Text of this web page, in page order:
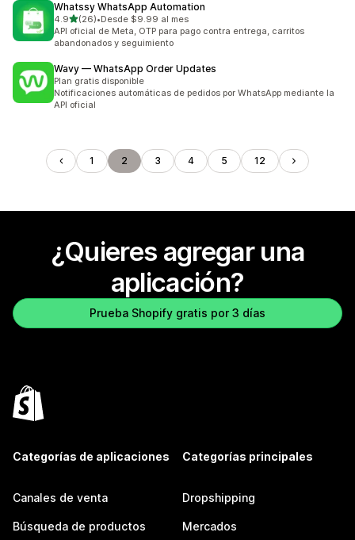
Whatssy WhatsApp Automation
4.9de 5 estrellas
(26)
26 reseñas en total
•Desde $9.99 al mes
API oficial de Meta, OTP para pago contra entrega, carritos
abandonados y seguimiento
Wavy — WhatsApp Order Updates
Plan gratis disponible
Notificaciones automáticas de pedidos por WhatsApp mediante la
API oficial
1 2 3 4 5 12
¿Quieres agregar una
aplicación?
Prueba Shopify gratis por 3 días
Categorías de aplicaciones
Canales de venta
Búsqueda de productos
Categorías principales
Dropshipping
Mercados